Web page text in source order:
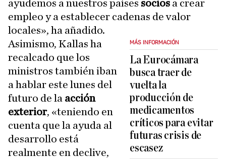
ayudemos a nuestros países socios a crear
empleo y a establecer cadenas de valor
locales», ha añadido.
MÁS INFORMACIÓN
La Eurocámara
busca traer de
vuelta la
producción de
medicamentos
críticos para evitar
futuras crisis de
escasez
Asimismo, Kallas ha
recalcado que los
ministros también iban
a hablar este lunes del
futuro de la acción
exterior, «teniendo en
cuenta que la ayuda al
desarrollo está
realmente en declive,